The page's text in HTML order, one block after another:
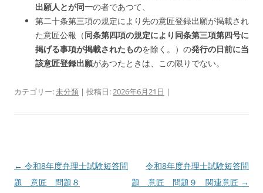
出願人とが同一の者であつて、
第二十条第三項の規定により先の意匠登録出願が掲載され
た意匠公報（同条第四項の規定により同条第三項第四号に
掲げる事項が掲載されたものを除く。）の発行の日前に当
該意匠登録出願があつたときは、この限りでない。
カテゴリー:未分類 | 投稿日:2026年6月21日 |
投
稿
← 令和8年度弁理士試験短答問
題 意匠 問題８
令和8年度弁理士試験短答問
題 意匠 問題９ 関連意匠 →